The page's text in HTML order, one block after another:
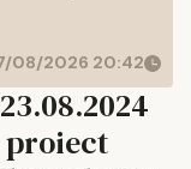
08/2026 20:42
proiect